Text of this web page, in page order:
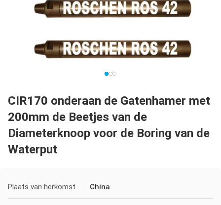
CIR170 onderaan de Gatenhamer met
200mm de Beetjes van de
Diameterknoop voor de Boring van de
Waterput
Plaats van herkomst China